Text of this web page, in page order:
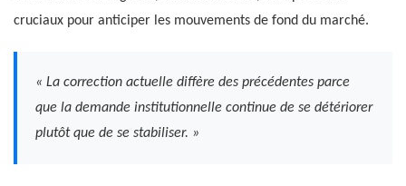
cruciaux pour anticiper les mouvements de fond du marché.
« La correction actuelle diffère des précédentes parce
que la demande institutionnelle continue de se détériorer
plutôt que de se stabiliser. »